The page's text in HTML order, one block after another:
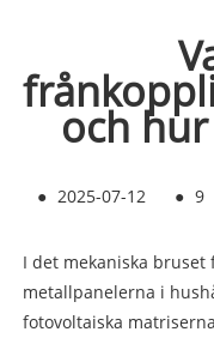
och
● 2025-07-12 ● 9
I det mekaniska
metallpanelerna i
fotovoltaiska